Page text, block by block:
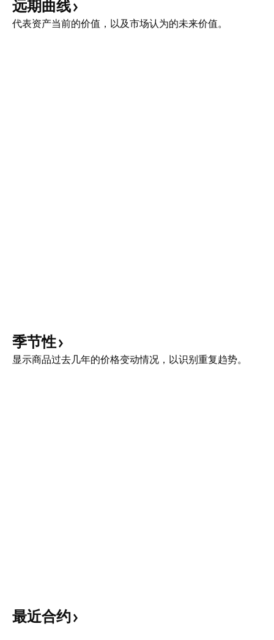
远期曲线
代表资产当前的价值，以及市场认为的未来价值。
季节性
显示商品过去几年的价格变动情况，以识别重复趋势。
最近合约